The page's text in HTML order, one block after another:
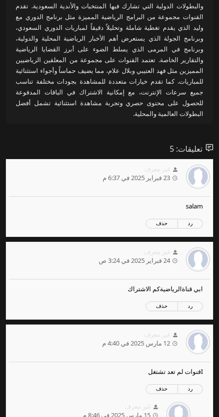
والبطولات الدولية التي تشارك فيها المنتخبات والأندية السعودية. تقدم
القنوات مجموعة من البرامج الرياضية المميزة مثل برنامج الدوري مع
وليد الذي يقدم تغطية شاملة وتحليلاً دقيقاً لمباريات الدوري السعودي،
وبرنامج الجولة الذي يستعرض أهم الأخبار الرياضية المحلية والدولية،
وبرنامج في المرمى الذي يسلط الضوء على أبرز القضايا الرياضية
والتقارير الخاصة. تعتمد القنوات على مجموعة من المعلقين الرياضيين
المميزين مثل فهد العتيبي وبلال علام، مما يضيف حماساً وأجواء استثنائية
للمباريات. كما تقدم خيارات متعددة للمشاهدة بجودات مختلفة تناسب
جميع سرعات الإنترنت، مع إمكانية الاشتراك في الباقات المدفوعة
للحصول على محتوى حصري وتجربة مشاهدة استثنائية تشمل أفضل
البطولات العالمية والمحلية.
تعليقات: 5
غير معرف
23 فبراير 2025 في 6:37 م
salam
رد حذف
غير معرف
24 فبراير 2025 في 3:24 ص
ابي قناةالرياضيةكم الاشتراك
رد حذف
غير معرف
12 مارس 2025 في 4:40 م
Iقنوات لم تعد تشتغل
رد حذف
غير معرف
15 مارس 2025 في 8:46 م